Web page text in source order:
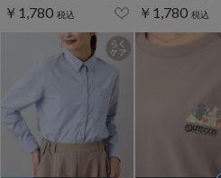
￥1,780 税込 ￥1,780 税込